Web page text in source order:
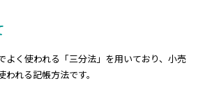
よく使われる「三分法」を用いており、小売
れる記帳方法です。